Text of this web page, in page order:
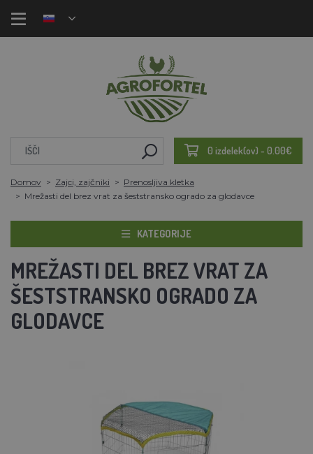
0 izdelek(ov) - 0.00€
Domov Zajci, zajčniki
Prenosljiva kletka
Mrežasti del brez vrat za šeststransko ogrado za glodavce
KATEGORIJE
MREŽASTI DEL BREZ VRAT ZA
ŠESTSTRANSKO OGRADO ZA
GLODAVCE